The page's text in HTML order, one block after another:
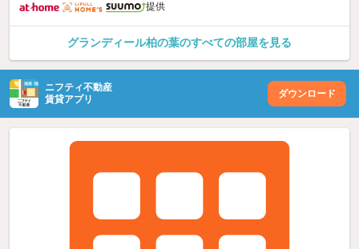
提供
グランディール柏の葉のすべての部屋を見る
ニフティ不動産
賃貸アプリ
ダウンロード